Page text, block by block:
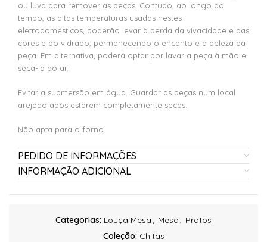
ou luva para remover as peças. Contudo, ao longo do
tempo, as altas temperaturas usadas nestes
eletrodomésticos, poderão levar à perda da vivacidade e das
cores e do vidrado, permanecendo o encanto e a beleza da
peça. Em alternativa, poderá optar por lavar a peça à mão e
secá-la ao ar.
Evitar a submersão em água. Guardar as peças num local
arejado após estarem completamente secas.
Não apta para o forno.
PEDIDO DE INFORMAÇÕES
INFORMAÇÃO ADICIONAL
Categorias: Louça Mesa, Mesa, Pratos
Coleção: Chitas